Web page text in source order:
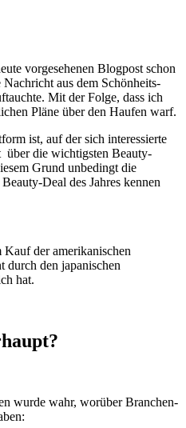
vorgesehenen Blogpost schon
Nachricht aus dem Schönheits-
Mit der Folge, dass ich
Pläne über den Haufen warf.
ist, auf der sich interessierte
die wichtigsten Beauty-
Grund unbedingt die
Deal des Jahres kennen
wurde wahr, worüber Branchen-